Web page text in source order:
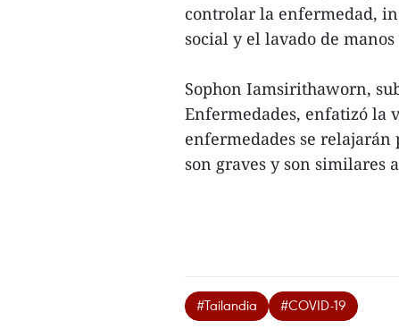
controlar la enfermedad,
social y el lavado de
Sophon Iamsirithaworn,
Enfermedades, enfatizó la
enfermedades se relajarán
son graves y son similares
#Tailandia #COVID-19